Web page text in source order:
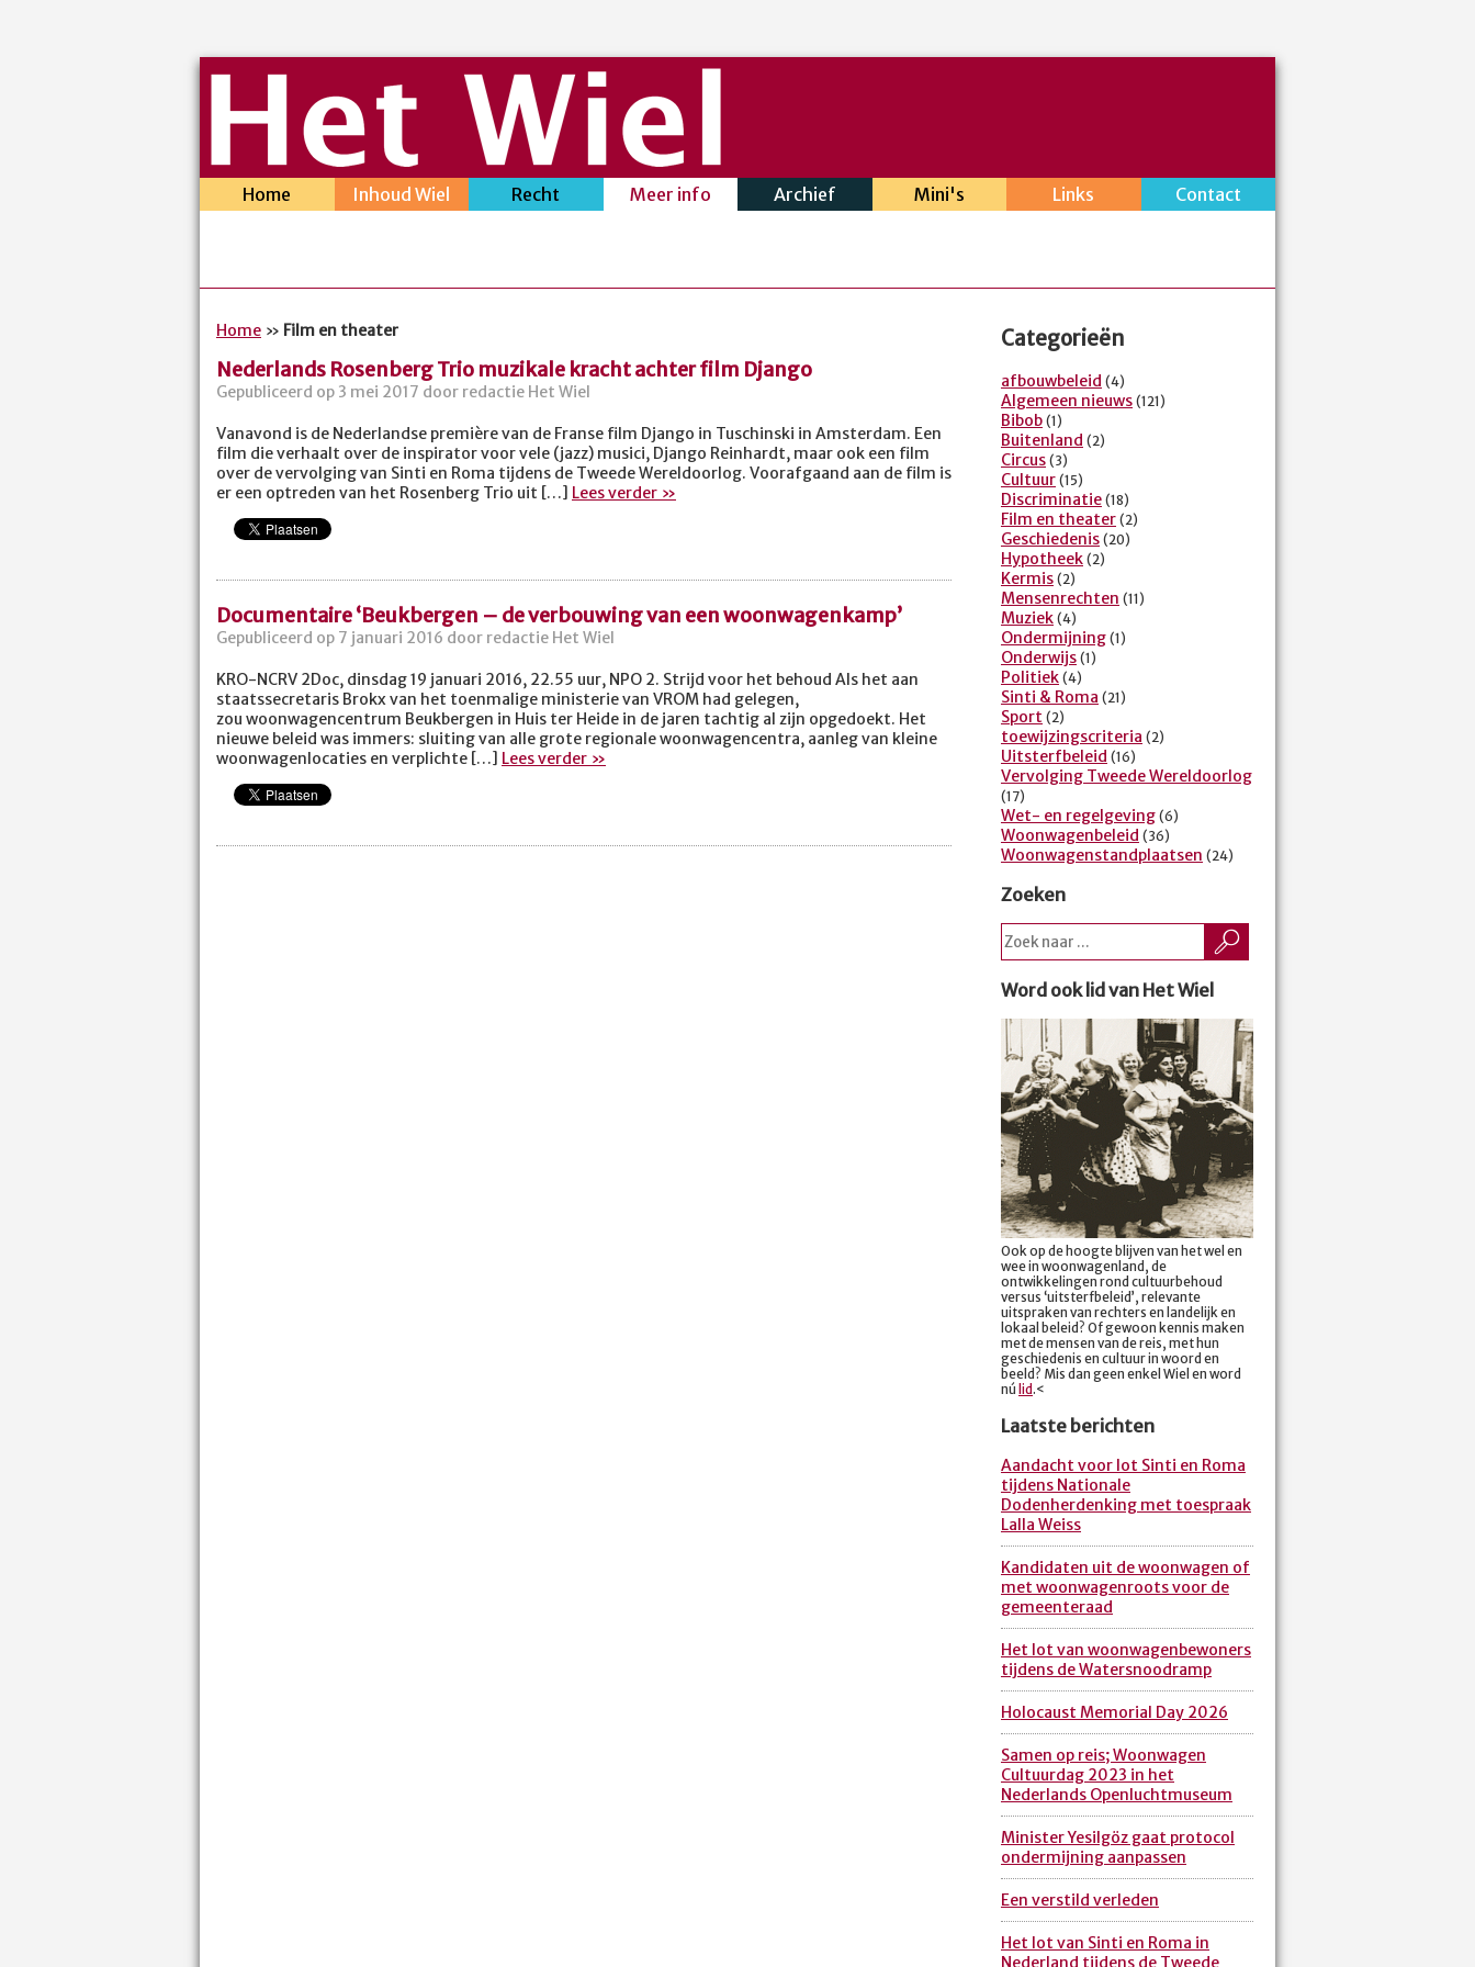
Home Inhoud Wiel Recht Meer info Archief Mini's Links Contact
Home » Film en theater
Nederlands Rosenberg Trio muzikale kracht achter film Django
Gepubliceerd op 3 mei 2017 door redactie Het Wiel
Vanavond is de Nederlandse première van de Franse film Django in Tuschinski in Amsterdam. Een
film die verhaalt over de inspirator voor vele (jazz) musici, Django Reinhardt, maar ook een film
over de vervolging van Sinti en Roma tijdens de Tweede Wereldoorlog. Voorafgaand aan de film is
er een optreden van het Rosenberg Trio uit […] Lees verder »
Documentaire ‘Beukbergen – de verbouwing van een woonwagenkamp’
Gepubliceerd op 7 januari 2016 door redactie Het Wiel
KRO-NCRV 2Doc, dinsdag 19 januari 2016, 22.55 uur, NPO 2. Strijd voor het behoud Als het aan
staatssecretaris Brokx van het toenmalige ministerie van VROM had gelegen,
zou woonwagencentrum Beukbergen in Huis ter Heide in de jaren tachtig al zijn opgedoekt. Het
nieuwe beleid was immers: sluiting van alle grote regionale woonwagencentra, aanleg van kleine
woonwagenlocaties en verplichte […] Lees verder »
Categorieën
afbouwbeleid (4)
Algemeen nieuws (121)
Bibob (1)
Buitenland (2)
Circus (3)
Cultuur (15)
Discriminatie (18)
Film en theater (2)
Geschiedenis (20)
Hypotheek (2)
Kermis (2)
Mensenrechten (11)
Muziek (4)
Ondermijning (1)
Onderwijs (1)
Politiek (4)
Sinti & Roma (21)
Sport (2)
toewijzingscriteria (2)
Uitsterfbeleid (16)
Vervolging Tweede Wereldoorlog
(17)
Wet- en regelgeving (6)
Woonwagenbeleid (36)
Woonwagenstandplaatsen (24)
Zoeken
Word ook lid van Het Wiel
Ook op de hoogte blijven van het wel en
wee in woonwagenland, de
ontwikkelingen rond cultuurbehoud
versus ‘uitsterfbeleid’, relevante
uitspraken van rechters en landelijk en
lokaal beleid? Of gewoon kennis maken
met de mensen van de reis, met hun
geschiedenis en cultuur in woord en
beeld? Mis dan geen enkel Wiel en word
nú lid.<
Laatste berichten
Aandacht voor lot Sinti en Roma
tijdens Nationale
Dodenherdenking met toespraak
Lalla Weiss
Kandidaten uit de woonwagen of
met woonwagenroots voor de
gemeenteraad
Het lot van woonwagenbewoners
tijdens de Watersnoodramp
Holocaust Memorial Day 2026
Samen op reis; Woonwagen
Cultuurdag 2023 in het
Nederlands Openluchtmuseum
Minister Yesilgöz gaat protocol
ondermijning aanpassen
Een verstild verleden
Het lot van Sinti en Roma in
Nederland tijdens de Tweede